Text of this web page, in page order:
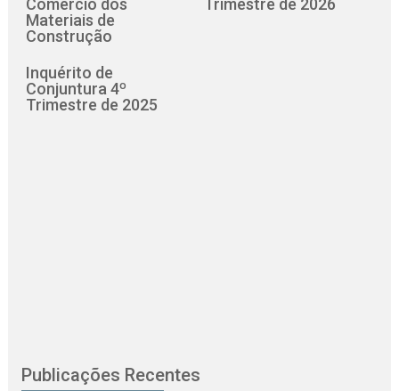
Comércio dos
Materiais de
Construção
Trimestre de 2026
Inquérito de
Conjuntura 4º
Trimestre de 2025
Publicações Recentes